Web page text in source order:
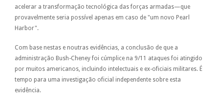
acelerar a transformação tecnológica das forças armadas—que
provavelmente seria possível apenas em caso de "um novo Pearl
Harbor".
Com base nestas e noutras evidências, a conclusão de que a
administração Bush-Cheney foi cúmplice na 9/11 ataques foi atingido
por muitos americanos, incluindo intelectuais e ex-oficiais militares. É
tempo para uma investigação oficial independente sobre esta
evidência.